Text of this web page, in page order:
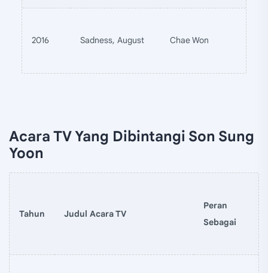
2016 Sadness, August Chae Won
Acara TV Yang Dibintangi Son Sung
Yoon
Tahun Judul Acara TV
Peran
Sebagai